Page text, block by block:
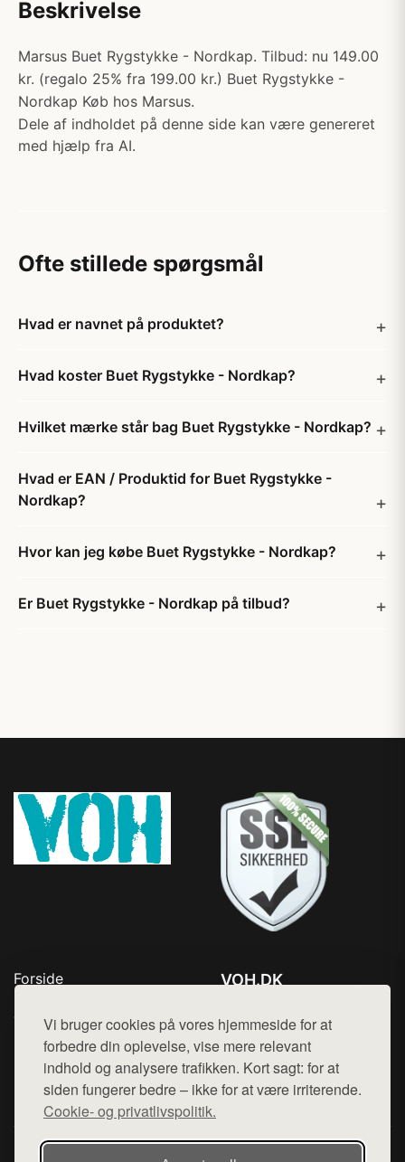
Vi bruger cookies på vores hjemmeside for at
forbedre din oplevelse, vise mere relevant
indhold og analysere trafikken. Kort sagt: for at
siden fungerer bedre – ikke for at være irriterende.
Cookie- og privatlivspolitik.
Beskrivelse
Marsus Buet Rygstykke - Nordkap. Tilbud: nu 149.00
kr. (regalo 25% fra 199.00 kr.) Buet Rygstykke -
Nordkap Køb hos Marsus.
Dele af indholdet på denne side kan være genereret
med hjælp fra AI.
Ofte stillede spørgsmål
Hvad er navnet på produktet?
Hvad koster Buet Rygstykke - Nordkap?
Hvilket mærke står bag Buet Rygstykke - Nordkap?
Hvad er EAN / Produktid for Buet Rygstykke -
Nordkap?
Hvor kan jeg købe Buet Rygstykke - Nordkap?
Er Buet Rygstykke - Nordkap på tilbud?
Forside
Top Rabatter
Kontakt
VOH.DK
Mail: hej@want.dk
Cookie- og privatlivspolitik